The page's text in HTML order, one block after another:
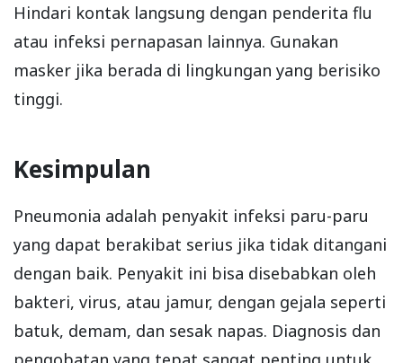
Hindari kontak langsung dengan penderita flu
atau infeksi pernapasan lainnya. Gunakan
masker jika berada di lingkungan yang berisiko
tinggi.
Kesimpulan
Pneumonia adalah penyakit infeksi paru-paru
yang dapat berakibat serius jika tidak ditangani
dengan baik. Penyakit ini bisa disebabkan oleh
bakteri, virus, atau jamur, dengan gejala seperti
batuk, demam, dan sesak napas. Diagnosis dan